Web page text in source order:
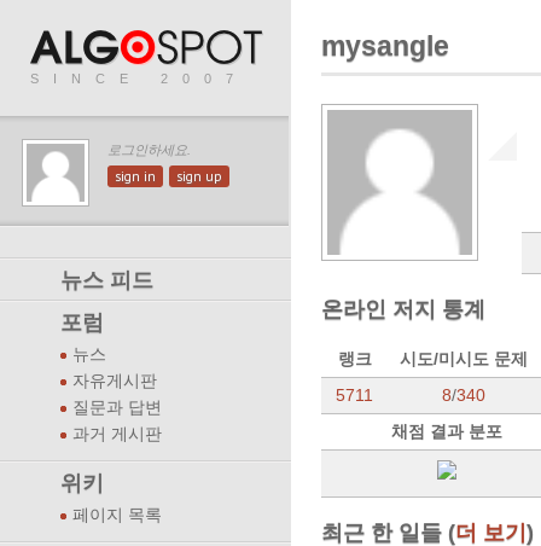
SINCE 2007
로그인하세요.
sign in sign up
뉴스 피드
포럼
뉴스
자유게시판
질문과 답변
과거 게시판
위키
페이지 목록
mysangle
온라인 저지 통계
랭크
시도/미시도 문제
5711
8/340
채점 결과 분포
최근 한 일들 (더 보기)